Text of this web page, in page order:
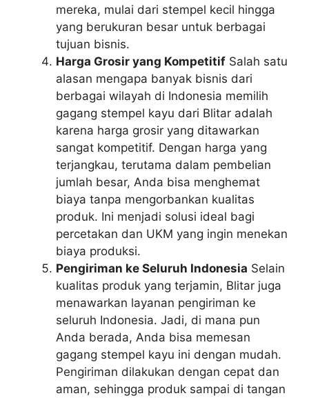
mereka, mulai dari stempel kecil hingga
yang berukuran besar untuk berbagai
tujuan bisnis.
Harga Grosir yang Kompetitif Salah satu
alasan mengapa banyak bisnis dari
berbagai wilayah di Indonesia memilih
gagang stempel kayu dari Blitar adalah
karena harga grosir yang ditawarkan
sangat kompetitif. Dengan harga yang
terjangkau, terutama dalam pembelian
jumlah besar, Anda bisa menghemat
biaya tanpa mengorbankan kualitas
produk. Ini menjadi solusi ideal bagi
percetakan dan UKM yang ingin menekan
biaya produksi.
Pengiriman ke Seluruh Indonesia Selain
kualitas produk yang terjamin, Blitar juga
menawarkan layanan pengiriman ke
seluruh Indonesia. Jadi, di mana pun
Anda berada, Anda bisa memesan
gagang stempel kayu ini dengan mudah.
Pengiriman dilakukan dengan cepat dan
aman, sehingga produk sampai di tangan